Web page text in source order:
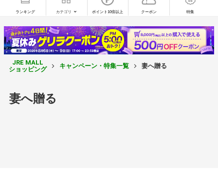
ランキング カテゴリ ポイント10倍以上 クーポン 特集
JRE MALL
ショッピング
キャンペーン・特集一覧 妻へ贈る
妻へ贈る